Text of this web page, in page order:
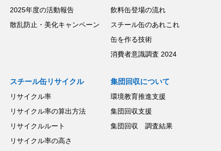
2025年度の活動報告
散乱防止・美化キャンペーン
飲料缶登場の流れ
スチール缶のあれこれ
缶を作る技術
消費者意識調査 2024
スチール缶リサイクル
リサイクル率
リサイクル率の算出方法
リサイクルルート
リサイクル率の高さ
集団回収について
環境教育推進支援
集団回収支援
集団回収 調査結果